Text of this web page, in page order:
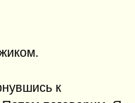
к